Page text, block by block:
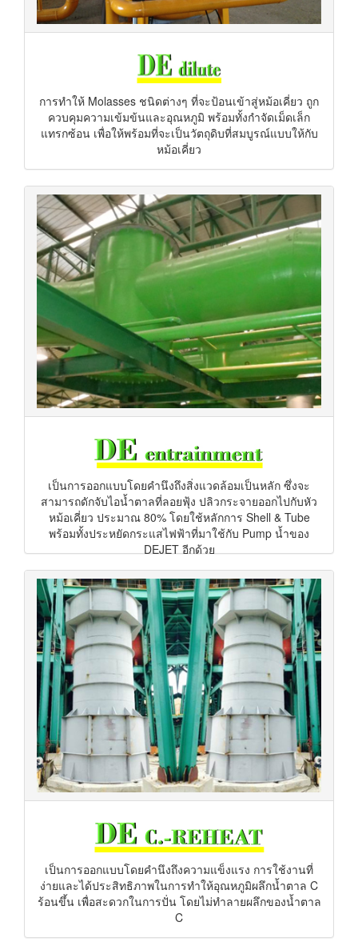
การทำให้ Molasses ชนิดต่างๆ ที่จะป้อนเข้าสู่หม้อเคี่ยว ถูก
ควบคุมความเข้มข้นและอุณหภูมิ พร้อมทั้งกำจัดเม็ดเล็ก
แทรกซ้อน เพื่อให้พร้อมที่จะเป็นวัตถุดิบที่สมบูรณ์แบบให้กับ
หม้อเคี่ยว
เป็นการออกแบบโดยคำนึงถึงสิ่งแวดล้อมเป็นหลัก ซึ่งจะ
สามารถดักจับไอน้ำตาลที่ลอยฟุ้ง ปลิวกระจายออกไปกับหัว
หม้อเคี่ยว ประมาณ 80% โดยใช้หลักการ Shell & Tube
พร้อมทั้งประหยัดกระแสไฟฟ้าที่มาใช้กับ Pump น้ำของ
DEJET อีกด้วย
เป็นการออกแบบโดยคำนึงถึงความแข็งแรง การใช้งานที่
ง่ายและได้ประสิทธิภาพในการทำให้อุณหภูมิผลึกน้ำตาล C
ร้อนขึ้น เพื่อสะดวกในการปั่น โดยไม่ทำลายผลึกของน้ำตาล
C